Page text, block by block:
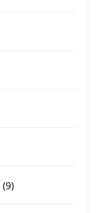
99